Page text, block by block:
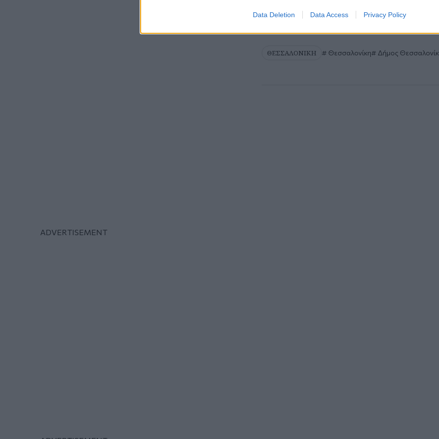
Data Deletion Data Access Privacy Policy
ΘΕΣΣΑΛΟΝΙΚΗ Θεσσαλονίκη Δήμος